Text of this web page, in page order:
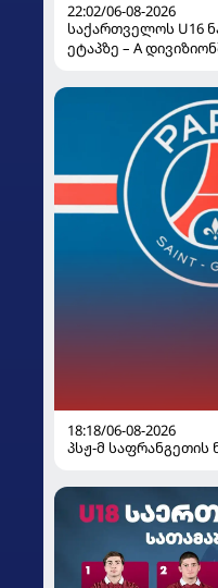
22:02/06-08-2026
საქართველოს U16
ეტაპზე – A
18:18/06-08-2026
პსჟ-მ